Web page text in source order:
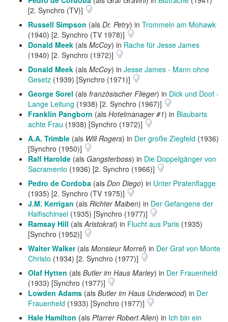
[2. Synchro (TV)]
Russell Simpson (als Dr. Petry) in Trommeln am Mohawk
(1940) [2. Synchro (TV 1978)]
Donald Meek (als McCoy) in Rache für Jesse James
(1940) [2. Synchro (1972)]
Donald Meek (als McCoy) in Jesse James - Mann ohne
Gesetz (1939) [Synchro (1971)]
George Sorel (als französischer Flieger) in Dick und Doof -
Lange Leitung (1938) [2. Synchro (1967)]
Franklin Pangborn (als Hotelmanager #1) in Blaubarts
achte Frau (1938) [Synchro (1972)]
A.A. Trimble (als Will Rogers) in Der große Ziegfeld (1936)
[Synchro (1950)]
Ralf Harolde (als Gangsterboss) in Die Doppelgänger von
Sacramento (1936) [2. Synchro (1966)]
Pedro de Cordoba (als Don Diego) in Unter Piratenflagge
(1935) [2. Synchro (TV 1975)]
J.M. Kerrigan (als Richter Maiben) in Der Gefangene der
Haifischinsel (1935) [Synchro (1977)]
Ramsay Hill (alsAristokrat) in Flucht aus Paris (1935)
[Synchro (1952)]
Walter Walker(als Monsieur Morrel) in Der Graf von Monte
Christo (1934) [2. Synchro (1977)]
Olaf Hytten (als Butler im Haus Marley) in Der Frauenheld
(1933) [Synchro (1977)]
Lowden Adams (als Butler im Haus Underwood) in Der
Frauenheld (1933) [Synchro (1977)]
Hale Hamilton (als Pfarrer Robert Allen) in Ich bin ein